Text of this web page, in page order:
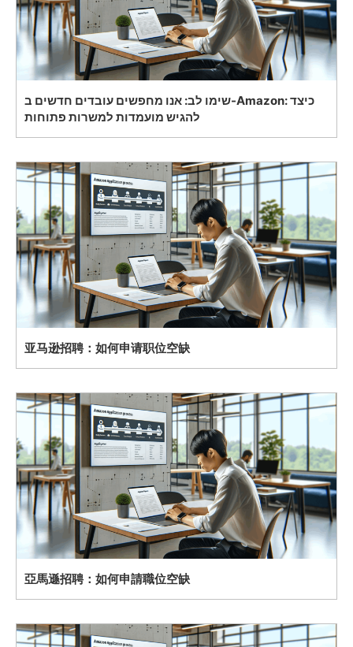
שימו לב: אנו מחפשים עובדים חדשים ב-Amazon: כיצד
להגיש מועמדות למשרות פתוחות
亚马逊招聘：如何申请职位空缺
亞馬遜招聘：如何申請職位空缺